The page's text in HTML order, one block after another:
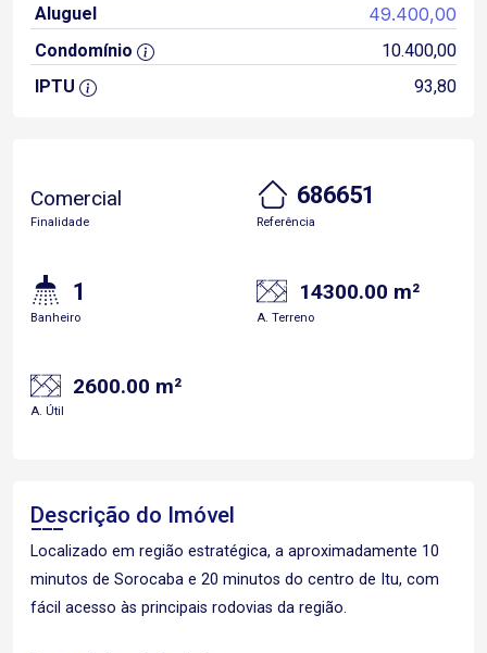
Aluguel 49.400,00
Condomínio
10.400,00
IPTU
93,80
Comercial
Finalidade
686651
Referência
1
Banheiro
14300.00 m²
A. Terreno
2600.00 m²
A. Útil
Descrição do Imóvel
Localizado em região estratégica, a aproximadamente 10
minutos de Sorocaba e 20 minutos do centro de Itu, com
fácil acesso às principais rodovias da região.